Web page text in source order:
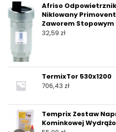
Afriso
Niklowany Primovent
Zaworem
32,59 zł
TermixTor 530x1200
706,43 zł
Temprix Zestaw
Kominkowej